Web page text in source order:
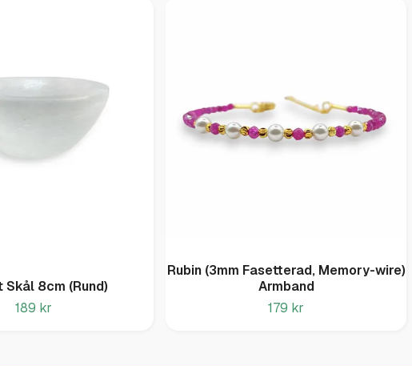
Skål 8cm (Rund)
189 kr
Rubin (3mm Fasetterad, Memory-wire)
Armband
179 kr